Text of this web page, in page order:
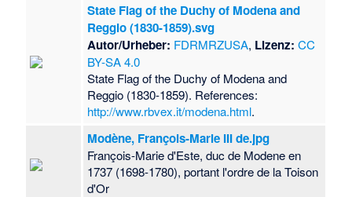
State Flag of the Duchy of Modena and
Reggio (1830-1859).svg
Autor/Urheber: FDRMRZUSA, Lizenz: CC
BY-SA 4.0
State Flag of the Duchy of Modena and
Reggio (1830-1859). References:
http://www.rbvex.it/modena.html.
Modène, François-Marie III de.jpg
François-Marie d'Este, duc de Modene en
1737 (1698-1780), portant l'ordre de la Toison
d'Or